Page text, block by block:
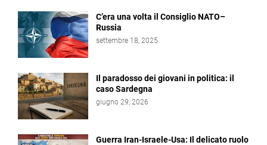
C’era una volta il Consiglio NATO–
Russia
settembre 18, 2025
Il paradosso dei giovani in politica: il
caso Sardegna
giugno 29, 2026
Guerra Iran-Israele-Usa: Il delicato ruolo